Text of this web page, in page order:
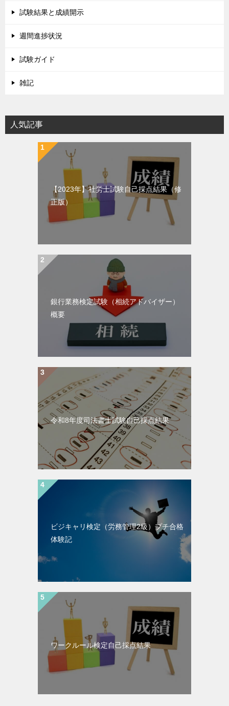
試験結果と成績開示
週間進捗状況
試験ガイド
雑記
人気記事
【2023年】社労士試験自己採点結果（修
正版）
銀行業務検定試験（相続アドバイザー）
概要
令和8年度司法書士試験自己採点結果
ビジキャリ検定（労務管理2級）プチ合格
体験記
ワークルール検定自己採点結果